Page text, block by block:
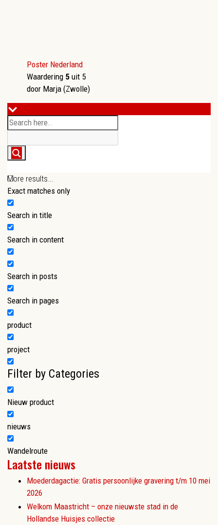
Poster Nederland
Waardering 5 uit 5
door Marja (Zwolle)
More results...
Exact matches only
Search in title
Search in content
Search in posts
Search in pages
product
project
Filter by Categories
Nieuw product
nieuws
Wandelroute
Laatste nieuws
Moederdagactie: Gratis persoonlijke gravering t/m 10 mei
2026
Welkom Maastricht – onze nieuwste stad in de
Hollandse Huisjes collectie